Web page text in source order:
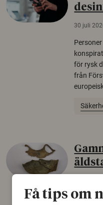
30 juli
för rysk
från
Det som
Få tips om